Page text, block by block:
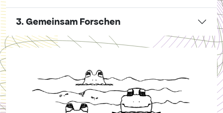
3. Gemeinsam Forschen